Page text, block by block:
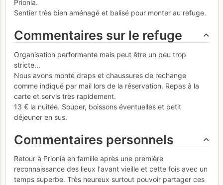
Prionia.
Sentier très bien aménagé et balisé pour monter au refuge.
Commentaires sur le refuge
Organisation performante mais peut être un peu trop
stricte...
Nous avons monté draps et chaussures de rechange
comme indiqué par mail lors de la réservation. Repas à la
carte et servis très rapidement.
13 € la nuitée. Souper, boissons éventuelles et petit
déjeuner en sus.
Commentaires personnels
Retour à Prionia en famille après une première
reconnaissance des lieux l'avant vieille et cette fois avec un
temps superbe. Très heureux surtout pouvoir partager ces